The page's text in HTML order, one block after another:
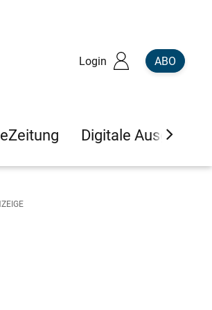
Login ABO
eZeitung Digitale Ausgaben